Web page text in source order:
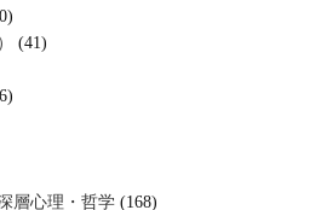
(41)
層心理・哲学 (168)